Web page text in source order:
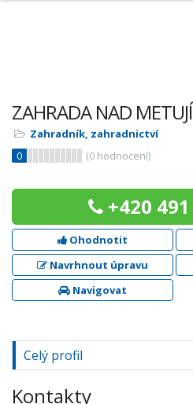
ZAHRADA NAD
Zahradník, zahradnictví
0
(0 hodnocení)
+420
Ohodnotit
Navrhnout úpravu
Navigovat
Celý profil
Kontakty